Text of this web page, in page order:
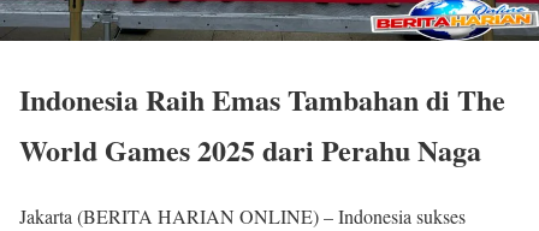
Indonesia Raih Emas Tambahan di The
World Games 2025 dari Perahu Naga
Jakarta (BERITA HARIAN ONLINE) – Indonesia sukses